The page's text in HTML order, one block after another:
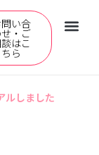
問い合
・ご
はこ
ちら
ルしました